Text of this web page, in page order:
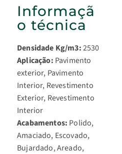
Informaçã
o técnica
Densidade Kg/m3:2530
Aplicação: Pavimento
exterior, Pavimento
Interior, Revestimento
Exterior, Revestimento
Interior
Acabamentos: Polido,
Amaciado, Escovado,
Bujardado, Areado,